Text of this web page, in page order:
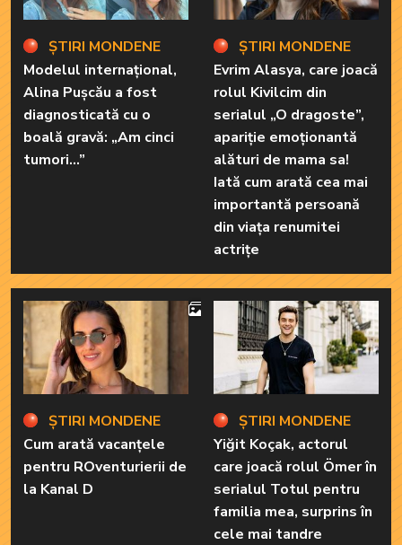
ȘTIRI MONDENE
Modelul internațional,
Alina Pușcău a fost
diagnosticată cu o
boală gravă: „Am cinci
tumori...”
ȘTIRI MONDENE
Cum arată vacanțele
pentru ROventurierii de
la Kanal D
ȘTIRI MONDENE
Evrim Alasya, care joacă
rolul Kivilcim din
serialul „O dragoste”,
apariție emoționantă
alături de mama sa!
Iată cum arată cea mai
importantă persoană
din viața renumitei
actrițe
ȘTIRI MONDENE
Yiğit Koçak, actorul
care joacă rolul Ömer în
serialul Totul pentru
familia mea, surprins în
cele mai tandre